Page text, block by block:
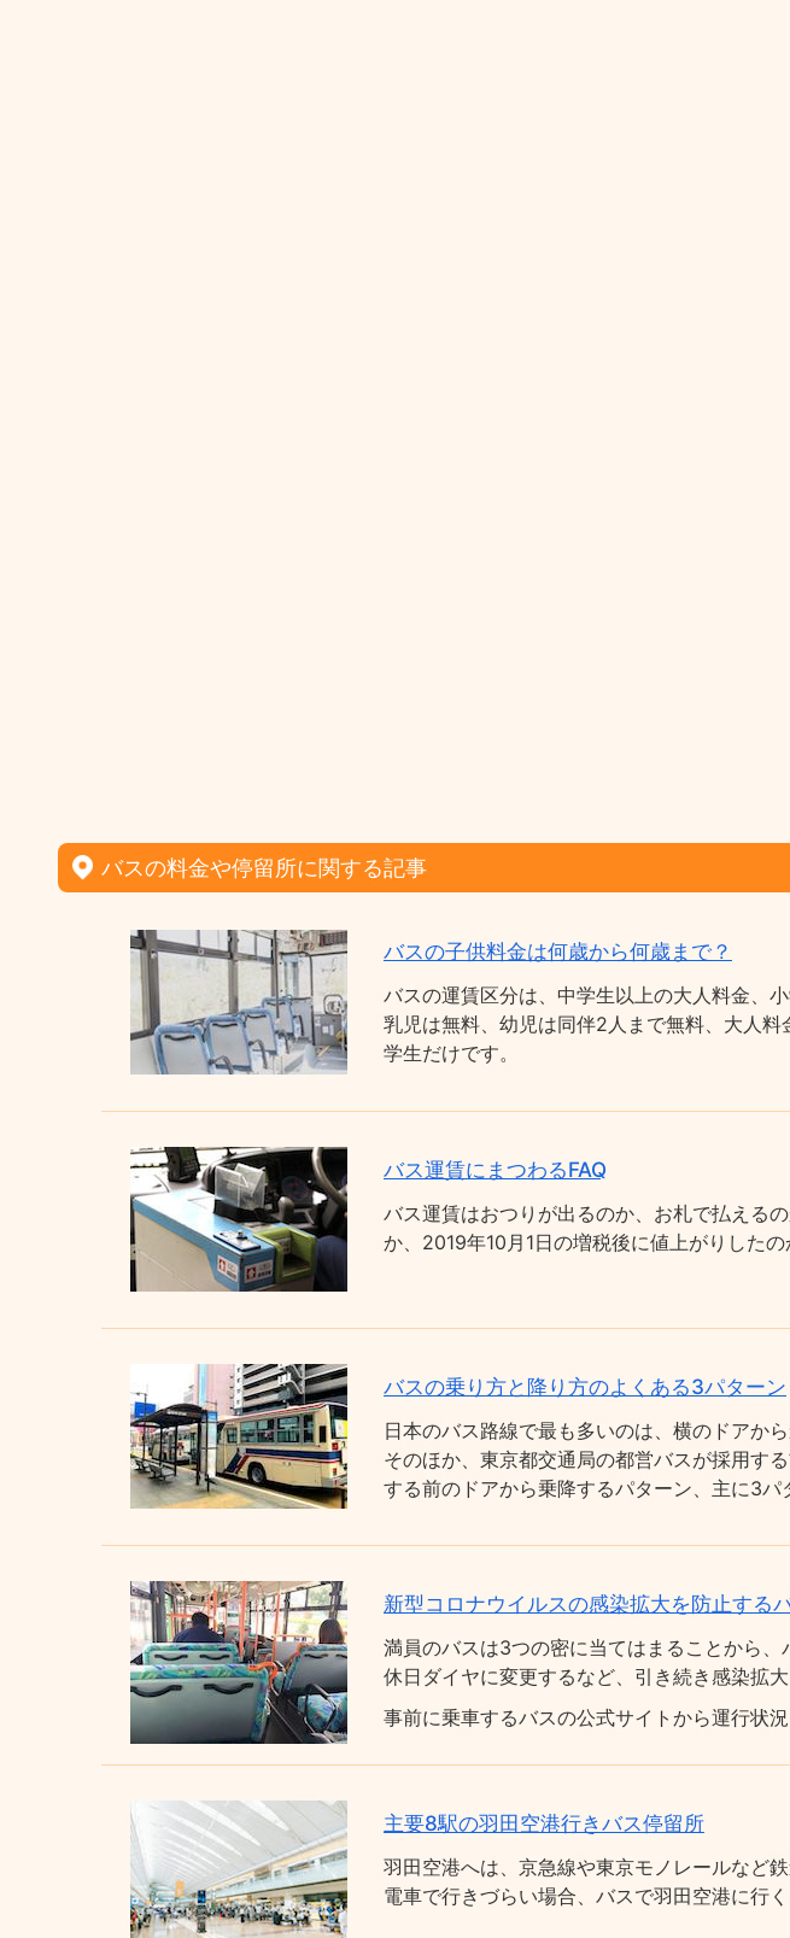
バスの料金や停留所に関する記事
バスの子供料金は何歳から何歳まで？
バスの運賃区分は、中学生以上の大人料金、
乳児は無料、幼児は同伴2人まで無料、大人
学生だけです。
バス運賃にまつわるFAQ
バス運賃はおつりが出るのか、お札で払える
か、2019年10月1日の増税後に値上がりした
バスの乗り方と降り方のよくある3パターン
日本のバス路線で最も多いのは、横のドアか
そのほか、東京都交通局の都営バスが採用す
する前のドアから乗降するパターン、主に3パ
新型コロナウイルスの感染拡大を防止する
満員のバスは3つの密に当てはまることから
休日ダイヤに変更するなど、引き続き感染拡
事前に乗車するバスの公式サイトから運行状
主要8駅の羽田空港行きバス停留所
羽田空港へは、京急線や東京モノレールなど
電車で行きづらい場合、バスで羽田空港に行